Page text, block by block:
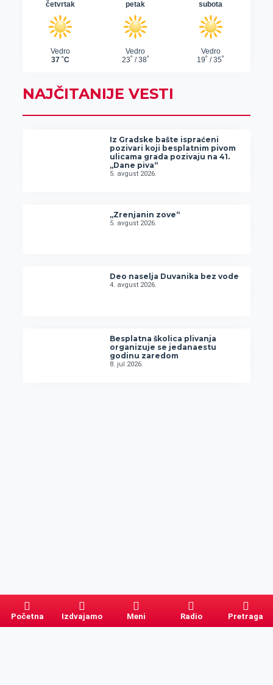
NAJČITANIJE VESTI
Iz Gradske bašte ispraćeni
pozivari koji besplatnim pivom
ulicama grada pozivaju na 41.
„Dane piva“
5. avgust 2026.
„Zrenjanin zove“
5. avgust 2026.
Deo naselja Duvanika bez vode
4. avgust 2026.
Besplatna školica plivanja
organizuje se jedanaestu
godinu zaredom
8. jul 2026.
Početna Izdvajamo Meni Radio Pretraga